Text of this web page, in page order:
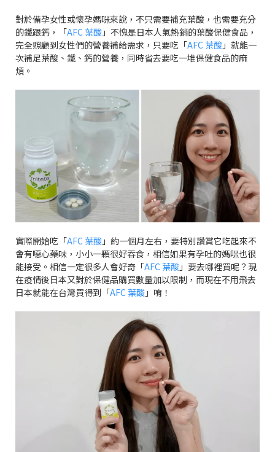
對於備孕女性或懷孕媽咪來說，不只需要補充葉酸，也需要充分
的鐵跟鈣，「AFC葉酸 」不愧是日本人氣熱銷的葉酸保健食品，
完全照顧到女性們的營養補給需求，只要吃「AFC葉酸 」就能一
次補足葉酸、鐵、鈣的營養，同時省去要吃一堆保健食品的麻
煩。
實際開始吃「AFC葉酸 」約一個月左右，要特別讚賞它吃起來不
會有噁心藥味，小小一顆很好吞食，相信如果有孕吐的媽咪也很
能接受。相信一定很多人會好奇「AFC葉酸 」要去哪裡買呢？現
在疫情後日本又對於保健品購買數量加以限制，而現在不用飛去
日本就能在台灣買得到「AFC葉酸 」唷！